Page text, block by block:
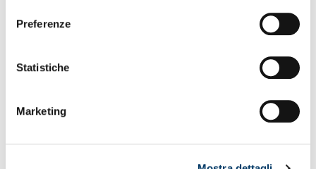
Preferenze
Statistiche
Marketing